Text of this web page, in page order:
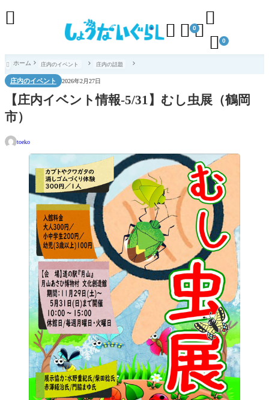
  0

 0

 ホーム 庄内のイベント 庄内の話題
庄内のイベント 2026年2月27日
【庄内イベント情報-5/31】むし虫展（鶴岡
市）
toeko